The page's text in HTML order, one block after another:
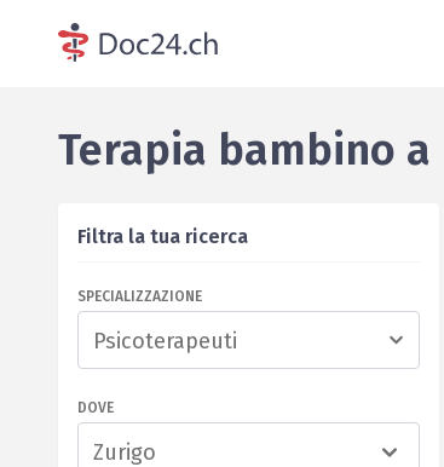
Terapia bambino a
Filtra la tua ricerca
SPECIALIZZAZIONE
DOVE
Zurigo